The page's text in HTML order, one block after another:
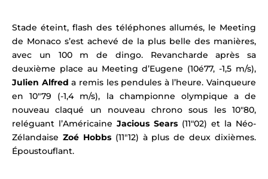
Stade éteint, flash des téléphones allumés, le Meeting
de Monaco s’est achevé de la plus belle des manières,
avec un 100 m de dingo. Revancharde après sa
deuxième place au Meeting d’Eugene (10é77, -1,5 m/s),
Julien Alfred a remis les pendules à l’heure. Vainqueure
en 10″79 (-1,4 m/s), la championne olympique a de
nouveau claqué un nouveau chrono sous les 10″80,
reléguant l’Américaine Jacious Sears (11″02) et la Néo-
Zélandaise Zoé Hobbs(11″12) à plus de deux dixièmes.
Époustouflant.